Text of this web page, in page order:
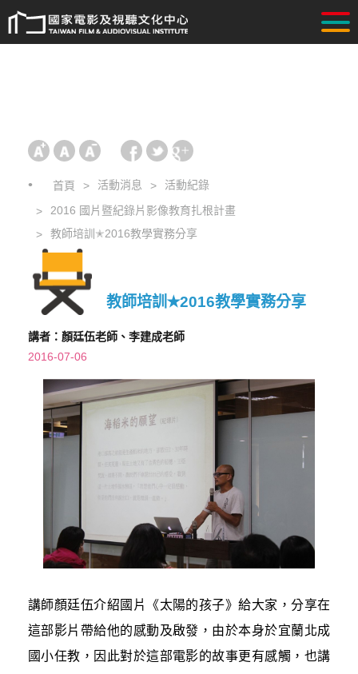
首頁 活動消息
活動紀錄
2016 國片暨紀錄片影像教育扎根計畫
教師培訓✭2016教學實務分享
教師培訓✭2016教學實務分享
講者：顏廷伍老師、李建成老師
2016-07-06
講師顏廷伍介紹國片《太陽的孩子》給大家，分享在
這部影片帶給他的感動及啟發，由於本身於宜蘭北成
國小任教，因此對於這部電影的故事更有感觸，也講